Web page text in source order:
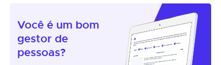
Você é um bom
gestor de
pessoas?